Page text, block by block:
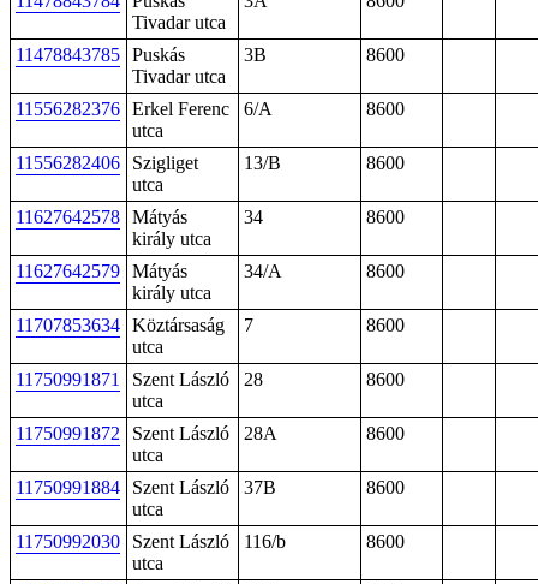
Tivadar utca
11478843785 Puskás
Tivadar utca
3B 8600
11556282376 Erkel Ferenc
utca
6/A 8600
11556282406
Szigliget
utca
13/B 8600
11627642578 Mátyás
király utca
34 8600
11627642579 Mátyás
király utca
34/A 8600
11707853634 Köztársaság
utca
7 8600
11750991871
Szent László
utca
28 8600
11750991872
Szent László
utca
28A 8600
11750991884
Szent László
utca
37B 8600
11750992030
Szent László
utca
116/b 8600